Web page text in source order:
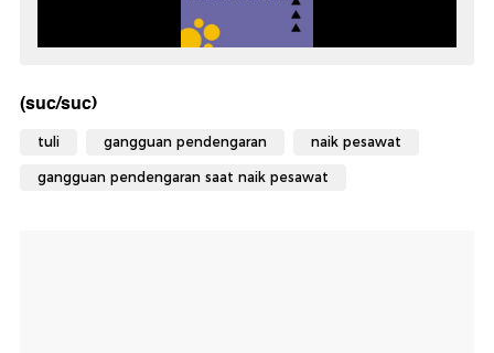
(suc/suc)
tuli gangguan pendengaran naik pesawat
gangguan pendengaran saat naik pesawat